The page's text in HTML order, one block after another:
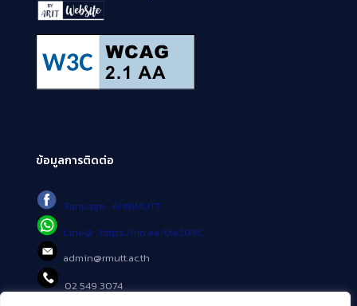
ข้อมูลการติดต่อ
Fanpage : AritRMUTT
Line@ : https://lin.ee/tXe209C
admin@rmutt.ac.th
02 549 3074